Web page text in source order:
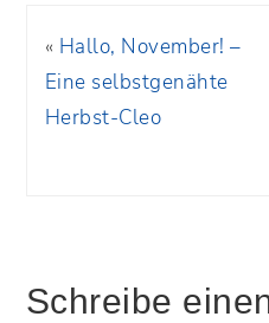
« Hallo, November! –
Eine selbstgenähte
Herbst-Cleo
Schreibe